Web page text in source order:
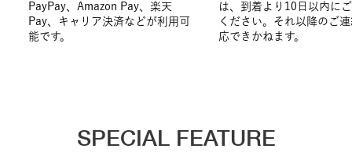
PayPay、Amazon Pay、楽天
Pay、キャリア決済などが利用可
能です。
は、到着より10日以内に
ください。それ以降のご
応できかねます。
SPECIAL FEATURE